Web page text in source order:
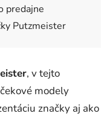
predajne
Putzmeister
, v tejto
modely
značky aj ako